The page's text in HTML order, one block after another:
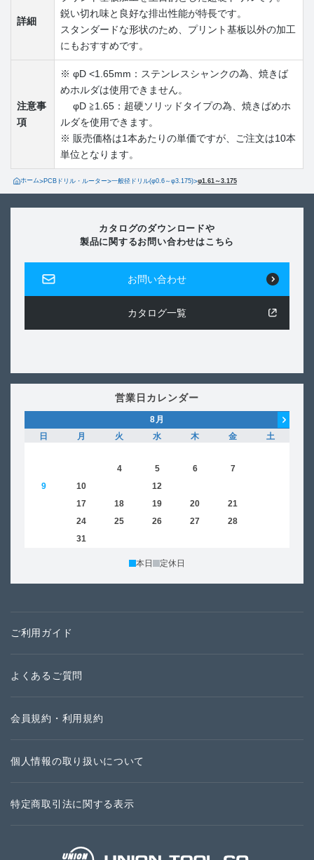
詳細
鋭い切れ味と良好な排出性能が特長です。
スタンダードな形状のため、プリント基板以外の加工
にもおすすめです。
注意事
項
※ φD <1.65mm：ステンレスシャンクの為、焼きば
めホルダは使用できません。
φD ≧1.65：超硬ソリッドタイプの為、焼きばめホ
ルダを使用できます。
※ 販売価格は1本あたりの単価ですが、ご注文は10本
単位となります。
ホーム>PCBドリル・ルーター>一般径ドリル(φ0.6～φ3.175)>φ1.61～3.175
カタログのダウンロードや
製品に関するお問い合わせはこちら
お問い合わせ
カタログ一覧
営業日カレンダー
8月
日
月 火 水 木 金
土
4 5 6 7
9
10 12
17 18 19 20 21
24 25 26 27 28
31
本日 定休日
ご利用ガイド
よくあるご質問
会員規約・利用規約
個人情報の取り扱いについて
特定商取引法に関する表示